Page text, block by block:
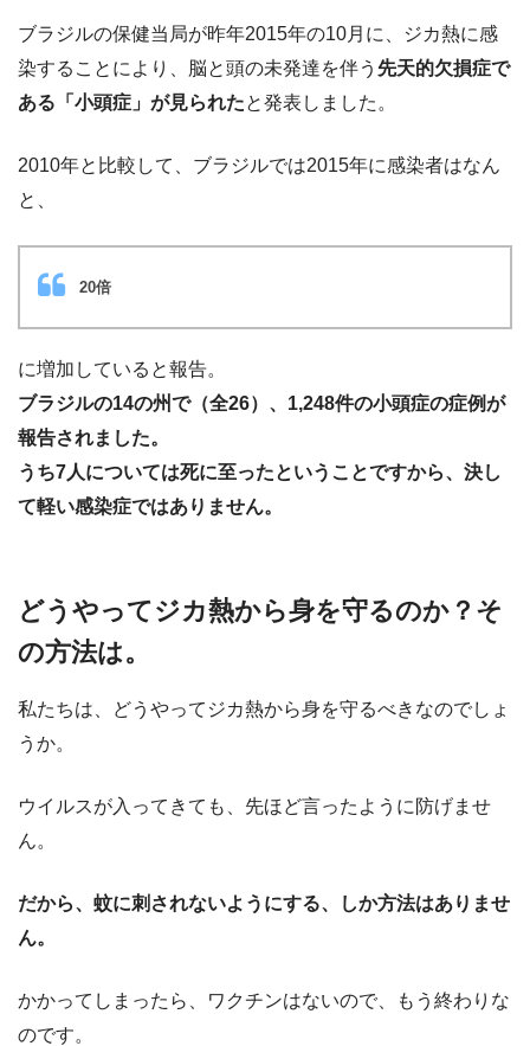
ブラジルの保健当局が昨年2015年の10月に、ジカ熱に感
染することにより、脳と頭の未発達を伴う 先天的欠損症で
ある「小頭症」が見られたと発表しました。
2010年と比較して、ブラジルでは2015年に感染者はなん
と、
20倍
に増加していると報告。
ブラジルの14の州で（全26）、1,248件の小頭症の症例が
報告されました。
うち7人については死に至ったということですから、決し
て軽い感染症ではありません。
どうやってジカ熱から身を守るのか？そ
の方法は。
私たちは、どうやってジカ熱から身を守るべきなのでしょ
うか。
ウイルスが入ってきても、先ほど言ったように防げませ
ん。
だから、蚊に刺されないようにする、しか方法はありませ
ん。
かかってしまったら、ワクチンはないので、もう終わりな
のです。